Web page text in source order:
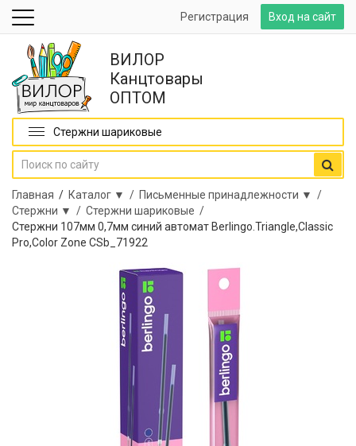
Вход на сайт
Регистрация
ВИЛОР
Канцтовары
ОПТОМ
Стержни шариковые
Главная / Каталог ▼ / Письменные принадлежности ▼ /
Стержни ▼ / Стержни шариковые /
Стержни 107мм 0,7мм синий автомат Berlingo.Triangle,Classic
Pro,Color Zone CSb_71922